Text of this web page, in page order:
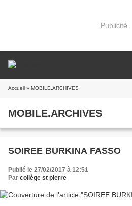
Publicité
Accueil » MOBILE.ARCHIVES
MOBILE.ARCHIVES
SOIREE BURKINA FASSO
Publié le 27/02/2017 à 12:51
Par collège st pierre